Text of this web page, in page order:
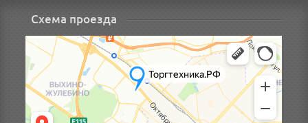
Схема проезда